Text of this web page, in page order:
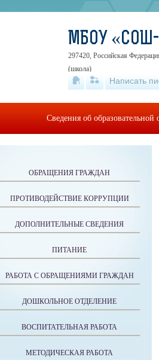
ОБРАЩЕНИЯ ГРАЖДАН
ПРОТИВОДЕЙСТВИЕ КОРРУПЦИИ
ДОПОЛНИТЕЛЬНЫЕ СВЕДЕНИЯ
ПИТАНИЕ
РАБОТА С ОБРАЩЕНИЯМИ ГРАЖДАН
ДОШКОЛЬНОЕ ОТДЕЛЕНИЕ
ВОСПИТАТЕЛЬНАЯ РАБОТА
МЕТОДИЧЕСКАЯ РАБОТА
МБОУ
297420, Российская
(школа)
Написать
Сведения об образовательной